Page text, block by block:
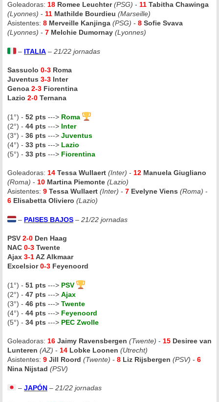
Goleadoras: 18 Romee Leuchter (PSG) - 11 Tabitha Chawinga
(Lyonnes) - 11 Mathilde Bourdieu (Marseille)
Asistentes: 8 Merveille Kanjinga (PSG) - 8 Sofie Svava
(Lyonnes) - 7 Melchie Dumornay (Lyonnes)
– ITALIA – 21/22 jornadas
Sassuolo 0-3 Roma
Juventus 3-3 Inter
Genoa 2-3 Fiorentina
Lazio 2-0 Ternana
(1°) - 52 pts ---> Roma
(2°) - 44 pts ---> Inter
(3°) - 36 pts ---> Juventus
(4°) - 33 pts ---> Lazio
(5°) - 33 pts ---> Fiorentina
Goleadoras: 14 Tessa Wullaert (Inter) - 12 Manuela Giugliano
(Roma) - 10 Martina Piemonte (Lazio)
Asistentes: 9 Tessa Wullaert (Inter) - 7 Evelyne Viens (Roma) -
6 Elisabetta Oliviero (Lazio)
– PAISES BAJOS – 21/22 jornadas
PSV 2-0 Den Haag
NAC 0-3 Twente
Ajax 3-1AZ Alkmaar
Excelsior0-3 Feyenoord
(1°) - 51 pts ---> PSV
(2°) - 47 pts ---> Ajax
(3°) - 46 pts ---> Twente
(4°) - 44 pts ---> Feyenoord
(5°) - 34 pts ---> PEC Zwolle
Goleadoras: 16 Jaimy Ravensbergen (Twente) - 15 Desiree van
Lunteren (AZ) - 14 Lobke Loonen (Utrecht)
Asistentes: 9 Jill Roord (Twente) - 8 Liz Rijsbergen (PSV) - 6
Nina Nijstad (PSV)
– JAPÓN – 21/22 jornadas